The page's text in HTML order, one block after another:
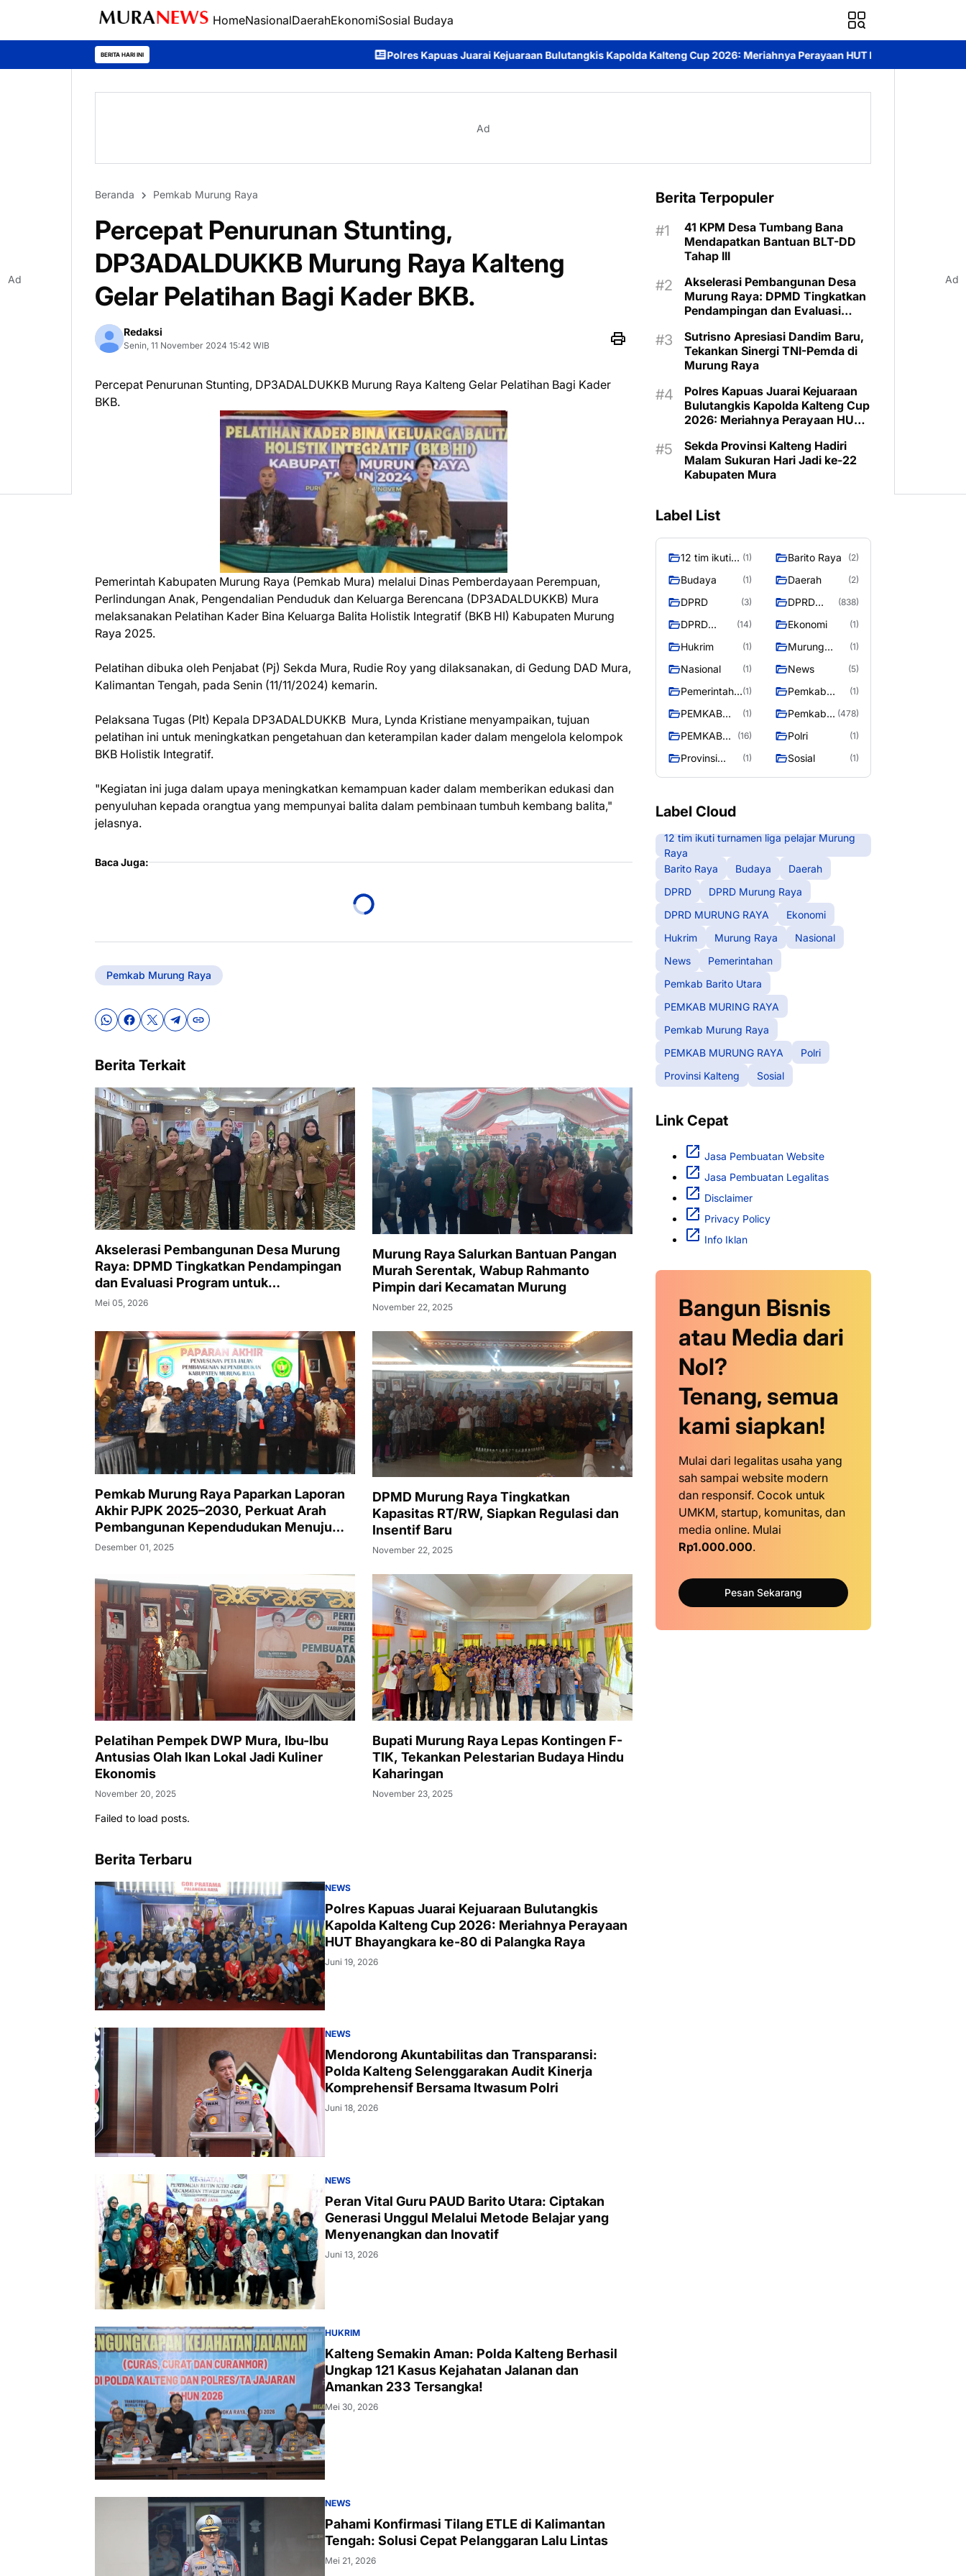
HomeNasionalDaerahEkonomiSosial Budaya
BERITA HARI INI Polres Kapuas Juarai Kejuaraan Bulutangkis Kapolda Kalteng Cup 2026: Meriahnya Perayaan HUT Bhayangkara ke-80 di Palangka Raya
Ad
Beranda Pemkab Murung Raya
Percepat Penurunan Stunting,
DP3ADALDUKKB Murung Raya Kalteng
Gelar Pelatihan Bagi Kader BKB.
Redaksi
Senin, 11 November 2024 15:42 WIB
Percepat Penurunan Stunting, DP3ADALDUKKB Murung Raya Kalteng Gelar Pelatihan Bagi Kader
BKB.
Pemerintah Kabupaten Murung Raya (Pemkab Mura) melalui Dinas Pemberdayaan Perempuan,
Perlindungan Anak, Pengendalian Penduduk dan Keluarga Berencana (DP3ADALDUKKB) Mura
melaksanakan Pelatihan Kader Bina Keluarga Balita Holistik Integratif (BKB HI) Kabupaten Murung
Raya 2025.
Pelatihan dibuka oleh Penjabat (Pj) Sekda Mura, Rudie Roy yang dilaksanakan, di Gedung DAD Mura,
Kalimantan Tengah, pada Senin (11/11/2024) kemarin.
Pelaksana Tugas (Plt) Kepala DP3ADALDUKKB Mura, Lynda Kristiane menyampaikan, tujuan
pelatihan ini untuk meningkatkan pengetahuan dan keterampilan kader dalam mengelola kelompok
BKB Holistik Integratif.
"Kegiatan ini juga dalam upaya meningkatkan kemampuan kader dalam memberikan edukasi dan
penyuluhan kepada orangtua yang mempunyai balita dalam pembinaan tumbuh kembang balita,"
jelasnya.
Baca Juga:
Pemkab Murung Raya
Berita Terkait
Akselerasi Pembangunan Desa Murung
Raya: DPMD Tingkatkan Pendampingan
dan Evaluasi Program untuk
Kesejahteraan Berkelanjutan
Mei 05, 2026
Murung Raya Salurkan Bantuan Pangan
Murah Serentak, Wabup Rahmanto
Pimpin dari Kecamatan Murung
November 22, 2025
Pemkab Murung Raya Paparkan Laporan
Akhir PJPK 2025–2030, Perkuat Arah
Pembangunan Kependudukan Menuju
Murung Raya Emas
Desember 01, 2025
DPMD Murung Raya Tingkatkan
Kapasitas RT/RW, Siapkan Regulasi dan
Insentif Baru
November 22, 2025
Pelatihan Pempek DWP Mura, Ibu-Ibu
Antusias Olah Ikan Lokal Jadi Kuliner
Ekonomis
November 20, 2025
Bupati Murung Raya Lepas Kontingen F-
TIK, Tekankan Pelestarian Budaya Hindu
Kaharingan
November 23, 2025
Failed to load posts.
Berita Terbaru
NEWS
Polres Kapuas Juarai Kejuaraan Bulutangkis
Kapolda Kalteng Cup 2026: Meriahnya Perayaan
HUT Bhayangkara ke-80 di Palangka Raya
Juni 19, 2026
NEWS
Mendorong Akuntabilitas dan Transparansi:
Polda Kalteng Selenggarakan Audit Kinerja
Komprehensif Bersama Itwasum Polri
Juni 18, 2026
NEWS
Peran Vital Guru PAUD Barito Utara: Ciptakan
Generasi Unggul Melalui Metode Belajar yang
Menyenangkan dan Inovatif
Juni 13, 2026
HUKRIM
Kalteng Semakin Aman: Polda Kalteng Berhasil
Ungkap 121 Kasus Kejahatan Jalanan dan
Amankan 233 Tersangka!
Mei 30, 2026
NEWS
Pahami Konfirmasi Tilang ETLE di Kalimantan
Tengah: Solusi Cepat Pelanggaran Lalu Lintas
Mei 21, 2026
Berita Terpopuler
41 KPM Desa Tumbang Bana
Mendapatkan Bantuan BLT-DD
Tahap III
Akselerasi Pembangunan Desa
Murung Raya: DPMD Tingkatkan
Pendampingan dan Evaluasi
Berkelanjutan
Sutrisno Apresiasi Dandim Baru,
Tekankan Sinergi TNI-Pemda di
Murung Raya
Polres Kapuas Juarai Kejuaraan
Bulutangkis Kapolda Kalteng Cup
2026: Meriahnya Perayaan HUT
Raya
Sekda Provinsi Kalteng Hadiri
Malam Sukuran Hari Jadi ke-22
Kabupaten Mura
Label List
12 tim ikuti
liga pelajar
Murung
Raya
(1) Barito Raya (2)
Budaya (1) Daerah (2)
DPRD (3)
DPRD
Raya
(838)
DPRD
RAYA
(14) Ekonomi (1)
Hukrim (1)
Murung
(1)
Nasional (1) News (5)
Pemerintaha (1)
Pemkab
Barito Utara
(1)
PEMKAB
RAYA
(1)
Pemkab
Raya
(478)
PEMKAB
RAYA
(16) Polri (1)
Provinsi
(1) Sosial (1)
Label Cloud
12 tim ikuti turnamen liga pelajar Murung
Raya
Barito Raya
Budaya
Daerah
DPRD
DPRD Murung Raya
DPRD MURUNG RAYA
Ekonomi
Hukrim
Murung Raya
Nasional
News
Pemerintahan
Pemkab Barito Utara
PEMKAB MURING RAYA
Pemkab Murung Raya
PEMKAB MURUNG RAYA
Polri
Provinsi Kalteng
Sosial
Link Cepat
Jasa Pembuatan Website
Jasa Pembuatan Legalitas
Disclaimer
Privacy Policy
Info Iklan
Bangun Bisnis
atau Media dari
Nol?
Tenang, semua
kami siapkan!
Mulai dari legalitas usaha yang
sah sampai website modern
dan responsif. Cocok untuk
UMKM, startup, komunitas, dan
media online. Mulai
Rp1.000.000.
Pesan Sekarang
Ad Ad